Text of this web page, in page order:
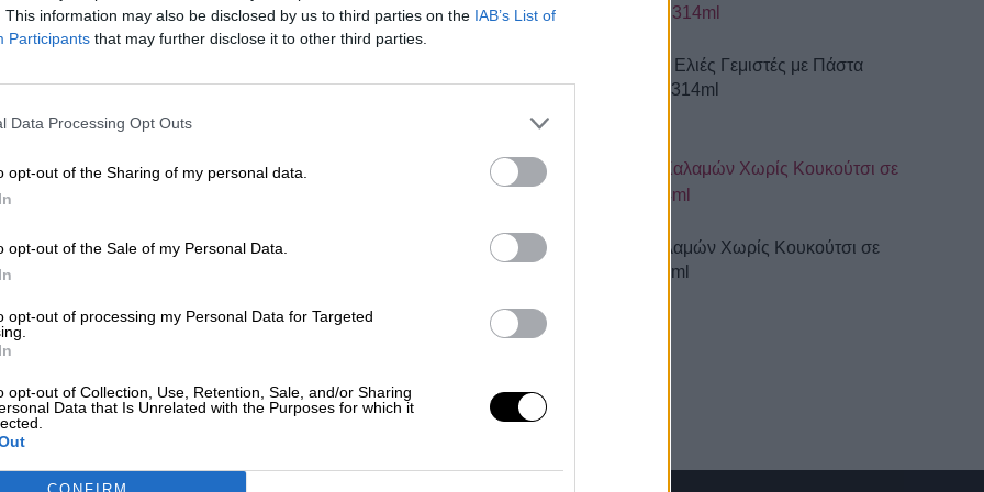
This information may also be disclosed by us to third parties on the IAB’s List of
Participants that may further disclose it to other third parties.
Data Processing Opt Outs
opt-out of the Sharing of my personal data.
opt-out of the Sale of my Personal Data.
opt-out of processing my Personal Data for Targeted
opt-out of Collection, Use, Retention, Sale, and/or Sharing
Data that Is Unrelated with the Purposes for which it
γεμιστές με τυρί 370ml
370ml
Πράσινες Ελιές Γεμιστές με Πάστα
Πιπεριάς 314ml
Ελιές Καλαμών Ολόκληρες σε Άλμη
Ελιές Καλαμών Χωρίς Κουκούτσι σε
Άλμη 314ml